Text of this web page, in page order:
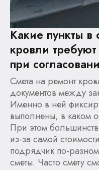
Какие пункты в
кровли
при
Смета на ремонт
документов между
Именно в ней
выполнены, в каком
При этом
из-за самой
подрядчик по-
сметы. Часто смету